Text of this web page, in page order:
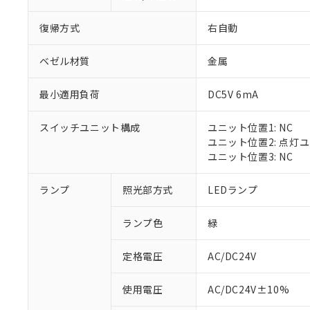
復帰方式 右自動
ベゼル材質 金属
最小適用負荷 DC5V 6mA
スイッチユニット構成
ユニット位置1: NC
ユニット位置2: 点灯
ユニット位置3: NC
ランプ 照光部方式 LEDランプ
ランプ色 緑
定格電圧 AC/DC24V
使用電圧 AC/DC24V±10%
ご利用条件
※1 対応状況
調査・確認中：
非該当品：ライセ
仕入先様の事情に
があります。
※1 中国